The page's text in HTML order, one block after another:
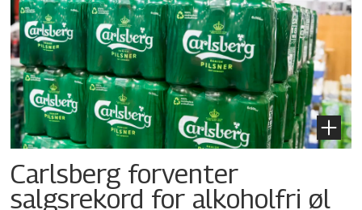
Carlsberg forventer
salgsrekord for alkoholfri øl